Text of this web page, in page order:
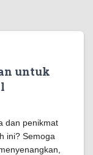
untuk
dan penikmat
ini? Semoga